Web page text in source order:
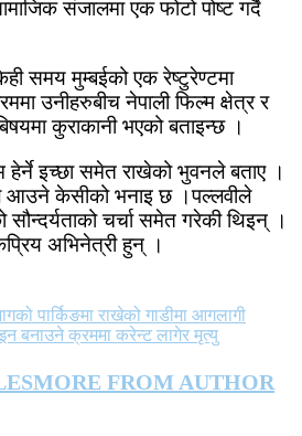
संजालमा एक फोटो पोष्ट गर्दै
समय मुम्बईको एक रेष्टुरेण्टमा
उनीहरुबीच नेपाली फिल्म क्षेत्र र
कुराकानी भएको बताइन्छ ।
हेर्ने इच्छा समेत राखेको भुवनले बताए ।
आउने केसीको भनाइ छ ।पल्लवीले
चर्चा समेत गरेकी थिइन् ।
अभिनेत्री हुन् ।
पार्किङमा राखेको गाडीमा आगलागी
बनाउने क्रममा करेन्ट लागेर मृत्यु
MORE FROM AUTHOR